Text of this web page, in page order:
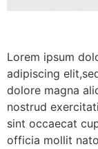
Lorem ipsum
adipiscing
dolore magna
nostrud
sint occaecat
officia mollit